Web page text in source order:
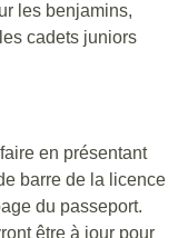
les benjamins,
cadets juniors
en présentant
barre de la licence
du passeport.
être à jour pour